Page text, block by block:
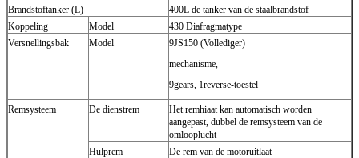
Brandstoftanker (L)
400L de tanker van de staalbrandstof
Koppeling
Model
430 Diafragmatype
Versnellingsbak
Model
9JS150 (Vollediger)
mechanisme,
9gears, 1reverse-toestel
Remsysteem De dienstrem
Het remhiaat kan automatisch worden
aangepast, dubbel de remsysteem van de
omlooplucht
Hulprem
De rem van de motoruitlaat